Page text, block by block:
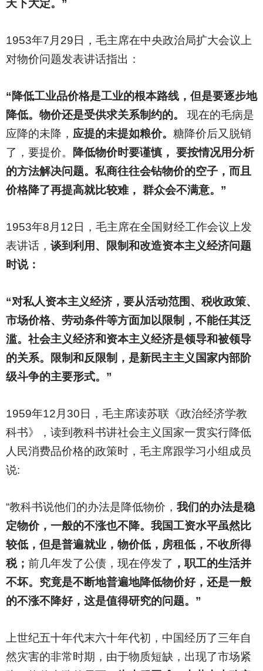
天下大定。”
1953年7月29日，毛主席在中央政治局扩大会议上
对物价问题发表讲话指出：
“降低工业品价格是工业的根本路线，但是要逐步地
降低。物价还是受供求关系制约的。 现在的毛病是
应降的未降， 应提的未提如粮价。 糖降价后又脱销
了，要提价。
降低物价时要谨慎， 要按情况用分析
的方法解决问题。私商往往会钻物价的空子，而且
价格降了再提高就比较难， 群众会不满意。”
1953年8月12日，毛主席在全国财经工作会议上发
表讲话， 谈到利用、限制和改造资本主义经济问题
时说：
“对私人资本主义经济，要从活动范围、税收政策、
市场价格、劳动条件等方面加以限制，不能任其泛
滥。社会主义经济和资本主义经济是领导和被领导
的关系。限制和反限制，是新民主主义国家内部阶
级斗争的主要形式。”
1959年12月30日，毛主席读苏联《政治经济学教
科书》，读到教科书讲社会主义国家一贯实行降低
人民消费品价格的政策时，毛主席跟学习小组成员
说:
“教科书说他们的办法是降低物价， 我们的办法是稳
定物价，一般的不涨也不降。我国工资水平虽然比
较低，但是普遍就业，物价低，房租低，不收所得
税； 前几年发了公债，现在停发了 ，职工的生活并
不坏。究竟是不断地普遍地降低物价好，还是一般
的不涨不降好，这是值得研究的问题。”
上世纪五十年代末六十年代初，中国经历了三年自
然灾害的非常时期，由于物质短缺，出现了市场紧